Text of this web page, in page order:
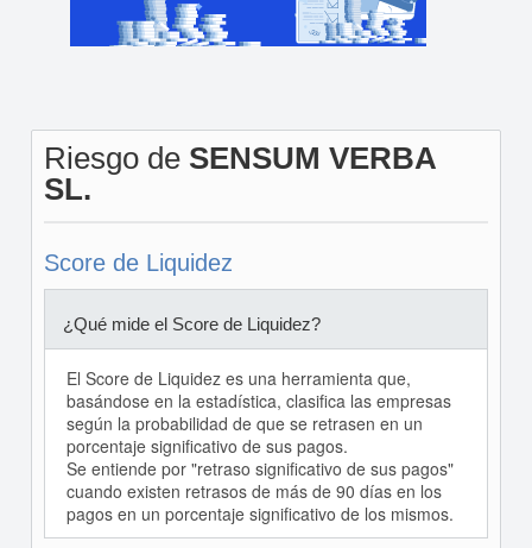
Riesgo de SENSUM VERBA
SL.
Score de Liquidez
¿Qué mide el Score de Liquidez?
El Score de Liquidez es una herramienta que,
basándose en la estadística, clasifica las empresas
según la probabilidad de que se retrasen en un
porcentaje significativo de sus pagos.
Se entiende por "retraso significativo de sus pagos"
cuando existen retrasos de más de 90 días en los
pagos en un porcentaje significativo de los mismos.